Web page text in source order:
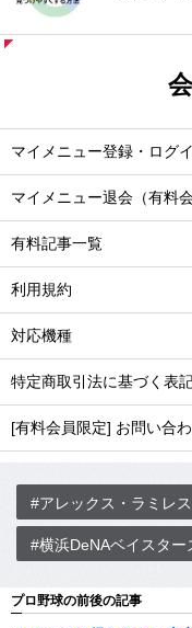
マイメニュー登録・ログ
マイメニュー退会（有料会
有料記事一覧
利用規約
対応機種
特定商取引法に基づく表
[有料会員限定] お問い合
#アレックス・ラミレス
#横浜DeNAベイスター
プロ野球の前後の記事